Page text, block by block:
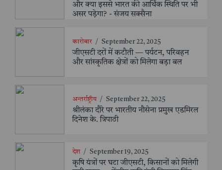
और क्या इससे भारत की आर्थिक स्थिति पर भी
असर पड़ेगा? - संजय सक्सैना
कारोबार / September 22, 2025
जीएसटी दरों में कटौती — पर्यटन, परिवहन
और सांस्कृतिक क्षेत्रों को मिलेगा बड़ा बल
अन्तर्राष्ट्रीय / September 22, 2025
श्रीलंका दौरे पर भारतीय नौसेना प्रमुख एडमिरल
दिनेश के. त्रिपाठी
देश / September 19, 2025
कृषि यंत्रों पर घटा जीएसटी, किसानों को मिलेगी